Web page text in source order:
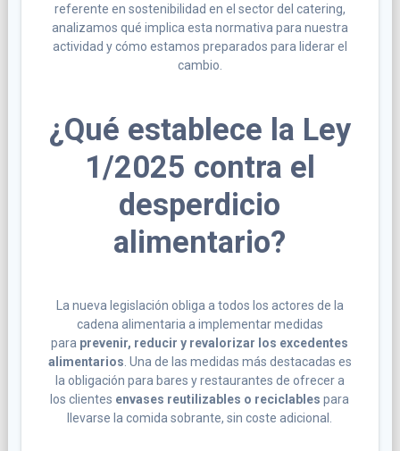
referente en sostenibilidad en el sector del catering,
analizamos qué implica esta normativa para nuestra
actividad y cómo estamos preparados para liderar el
cambio.
¿Qué establece la Ley
1/2025 contra el
desperdicio
alimentario?
La nueva legislación obliga a todos los actores de la
cadena alimentaria a implementar medidas
para prevenir, reducir y revalorizar los excedentes
alimentarios . Una de las medidas más destacadas es
la obligación para bares y restaurantes de ofrecer a
los clientes envases reutilizables o reciclables para
llevarse la comida sobrante, sin coste adicional.